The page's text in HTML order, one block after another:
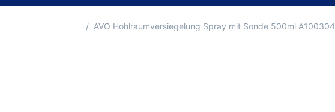
Startseite
AVO Hohlraumversiegelung Spray mit Sonde 500ml A100304